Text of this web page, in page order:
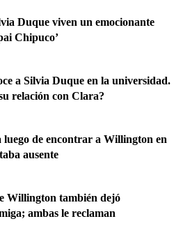
Duque viven un emocionante
Chipuco’
a Silvia Duque en la universidad.
relación con Clara?
luego de encontrar a Willington en
ausente
Willington también dejó
ambas le reclaman